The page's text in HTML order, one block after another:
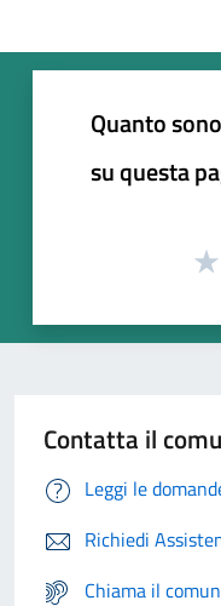
Quanto
su questa
Contatta il
Leggi le
Richiedi
Chiama il